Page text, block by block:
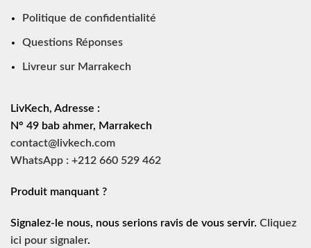
Politique de confidentialité
Questions Réponses
Livreur sur Marrakech
LivKech, Adresse :
N° 49 bab ahmer, Marrakech
contact@livkech.com
WhatsApp : +212 660 529 462
Produit manquant ?
Signalez-le nous, nous serions ravis de vous servir. Cliquez
ici pour signaler.